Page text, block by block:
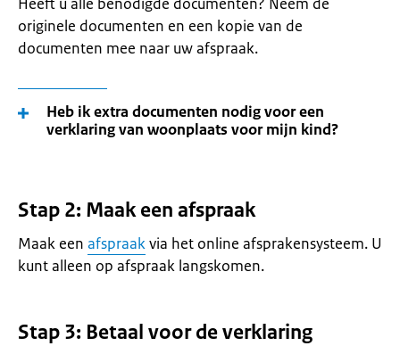
originele documenten en een kopie van de
documenten mee naar uw afspraak.
Heb ik extra documenten nodig voor een
verklaring van woonplaats voor mijn kind?
Stap 2: Maak een afspraak
Maak een afspraakvia het online afsprakensysteem. U
kunt alleen op afspraak langskomen.
Stap 3: Betaal voor de verklaring